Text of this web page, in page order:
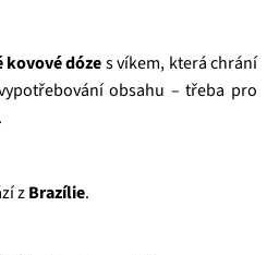
kovové dózes víkem, která chrání
obsahu – třeba pro
zBrazílie.